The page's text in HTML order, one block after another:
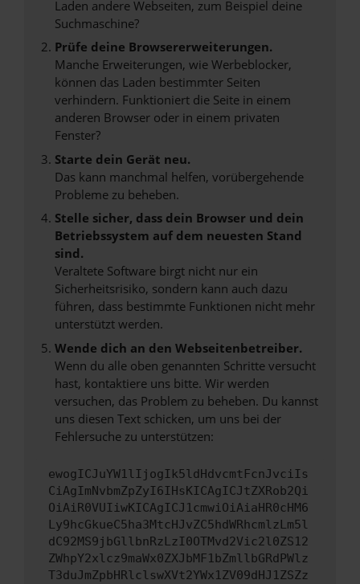
Laden andere Webseiten, zum Beispiel deine
Suchmaschine?
Prüfe deine Browsererweiterungen.
Manche Erweiterungen, wie Werbeblocker,
können das Laden bestimmter Seiten
verhindern. Funktioniert die Seite in einem
anderen Browser oder in einem privaten
Fenster?
Starte dein Gerät neu.
Das kann manchmal helfen, vorübergehende
Probleme zu beheben.
Stelle sicher, dass dein Browser und dein
Betriebssystem auf dem neuesten Stand
sind.
Veraltete Software birgt nicht nur ein
Sicherheitsrisiko, sondern kann auch dazu
führen, dass bestimmte Funktionen nicht mehr
unterstützt werden.
Wende dich an den Webseitenbetreiber.
Wenn du alle oben genannten Schritte versucht
hast, kontaktiere uns bitte. Wir werden
versuchen, das Problem zu beheben. Du kannst
uns diesen Text schicken, um uns bei der
Fehlersuche zu unterstützen:
ewogICJuYW1lIjogIk5ldHdvcmtFcnJvciIs
CiAgImNvbmZpZyI6IHsKICAgICJtZXRob2Qi
OiAiR0VUIiwKICAgICJ1cmwiOiAiaHR0cHM6
Ly9hcGkueC5ha3MtcHJvZC5hdWRhcmlzLm5l
dC92MS9jbGllbnRzLzI0OTMvd2Vic2l0ZS12
ZWhpY2xlcz9maWx0ZXJbMF1bZmllbGRdPWlz
T3duJmZpbHRlclswXVt2YWx1ZV09dHJ1ZSZz